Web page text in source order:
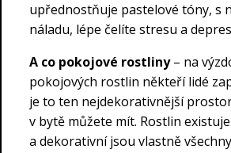
upřednostňuje pastelové tóny, s
náladu, lépe čelíte stresu a
A co pokojové rostliny– na
pokojových rostlin někteří lidé
je to ten nejdekorativnější
v bytě můžete mít. Rostlin
a dekorativní jsou vlastně